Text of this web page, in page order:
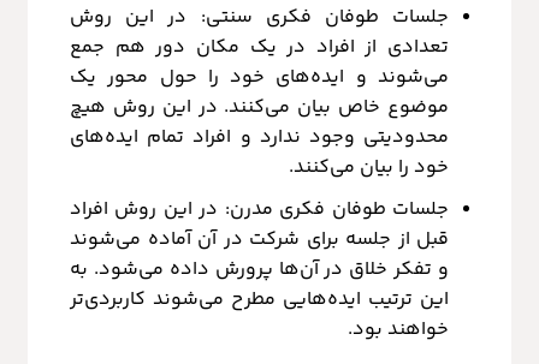
جلسات طوفان فکری سنتی: در این روش
تعدادی از افراد در یک مکان دور هم جمع
می‌شوند و ایده‌های خود را حول محور یک
موضوع خاص بیان می‌کنند. در این روش هیچ
محدودیتی وجود ندارد و افراد تمام ایده‌های
خود را بیان می‌کنند.
جلسات طوفان فکری مدرن: در این روش افراد
قبل از جلسه برای شرکت در آن آماده می‌شوند
و تفکر خلاق در آن‌ها پرورش داده می‌شود. به
این ترتیب ایده‌هایی مطرح می‌شوند کاربردی‌تر
خواهند بود.